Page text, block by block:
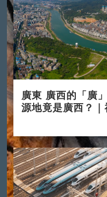
廣東 廣西的「廣
源地竟是廣西？